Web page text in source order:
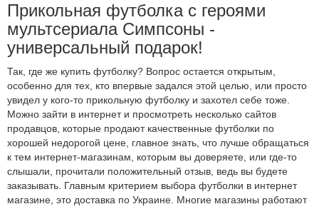
Прикольная футболка с героями
мультсериала Симпсоны -
универсальный подарок!
Так, где же купить футболку? Вопрос остается открытым,
особенно для тех, кто впервые задался этой целью, или просто
увидел у кого-то прикольную футболку и захотел себе тоже.
Можно зайти в интернет и просмотреть несколько сайтов
продавцов, которые продают качественные футболки по
хорошей недорогой цене, главное знать, что лучше обращаться
к тем интернет-магазинам, которым вы доверяете, или где-то
слышали, прочитали положительный отзыв, ведь вы будете
заказывать. Главным критерием выбора футболки в интернет
магазине, это доставка по Украине. Многие магазины работают